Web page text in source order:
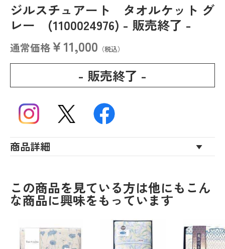
ジルスチュアート タオルケット グ
レー (1100024976) - 販売終了 -
通常価格￥11,000 （税込）
- 販売終了 -
商品詳細
この商品を見ている方は他にもこん
な商品に興味をもっています